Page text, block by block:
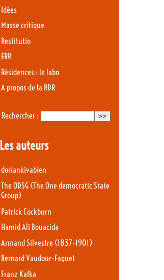
Idées
Masse critique
Restitutio
ERR
Résidences : le labo
A propos de la RDR
Rechercher :
Les auteurs
doriankivabien
The ODSG (The One democratic State
Group)
Patrick Cockburn
Hamid Ali Bouacida
Armand Silvestre (1837-1901)
Bernard Vaudour-Faguet
Franz Kafka